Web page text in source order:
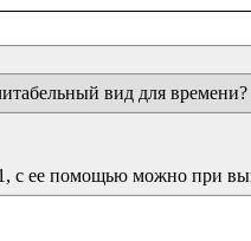
вид для времени?
с ее помощью можно при